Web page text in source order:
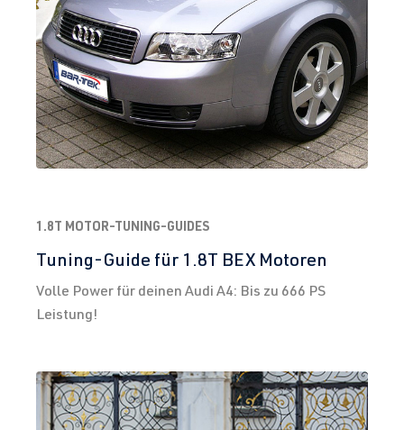
1.8T MOTOR-TUNING-GUIDES
Tuning-Guide für 1.8T BEX Motoren
Volle Power für deinen Audi A4: Bis zu 666 PS
Leistung!